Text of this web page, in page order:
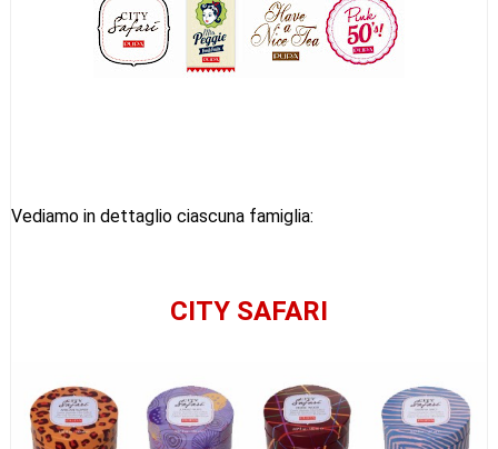
Vediamo in dettaglio ciascuna famiglia:
CITY SAFARI